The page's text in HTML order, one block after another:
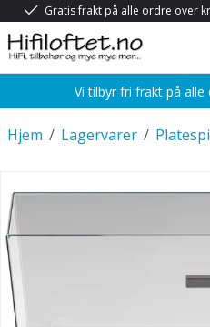
Gratis frakt på alle ordre over
Vi tilbyr fri frakt på
/
Hjem /
Lagervarer